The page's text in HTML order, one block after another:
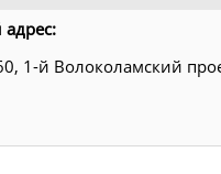
1-й Волоколамский